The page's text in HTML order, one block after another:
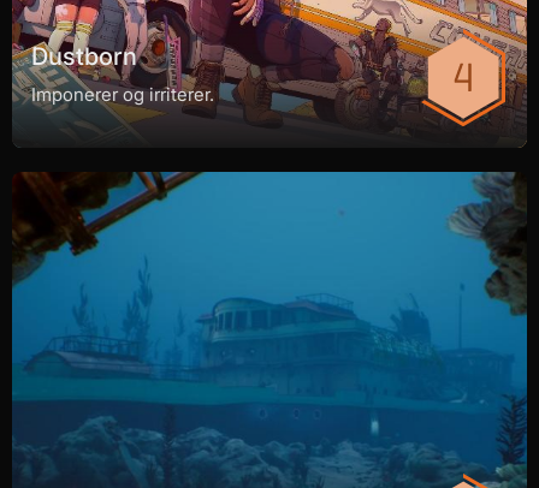
Dustborn
Imponerer og irriterer.